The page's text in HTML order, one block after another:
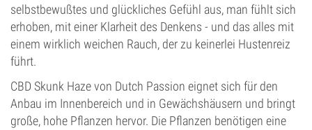
selbstbewußtes und glückliches Gefühl aus, man fühlt sich
erhoben, mit einer Klarheit des Denkens - und das alles mit
einem wirklich weichen Rauch, der zu keinerlei Hustenreiz
führt.
CBD Skunk Haze von Dutch Passion eignet sich für den
Anbau im Innenbereich und in Gewächshäusern und bringt
große, hohe Pflanzen hervor. Die Pflanzen benötigen eine